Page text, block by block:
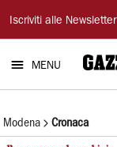
Gazzetta
di
Modena
Iscriviti alle Newsletter
MENU
Modena Cronaca